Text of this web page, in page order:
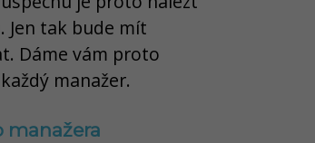
Jen tak bude mít
Dáme vám proto
manažer.
manažera